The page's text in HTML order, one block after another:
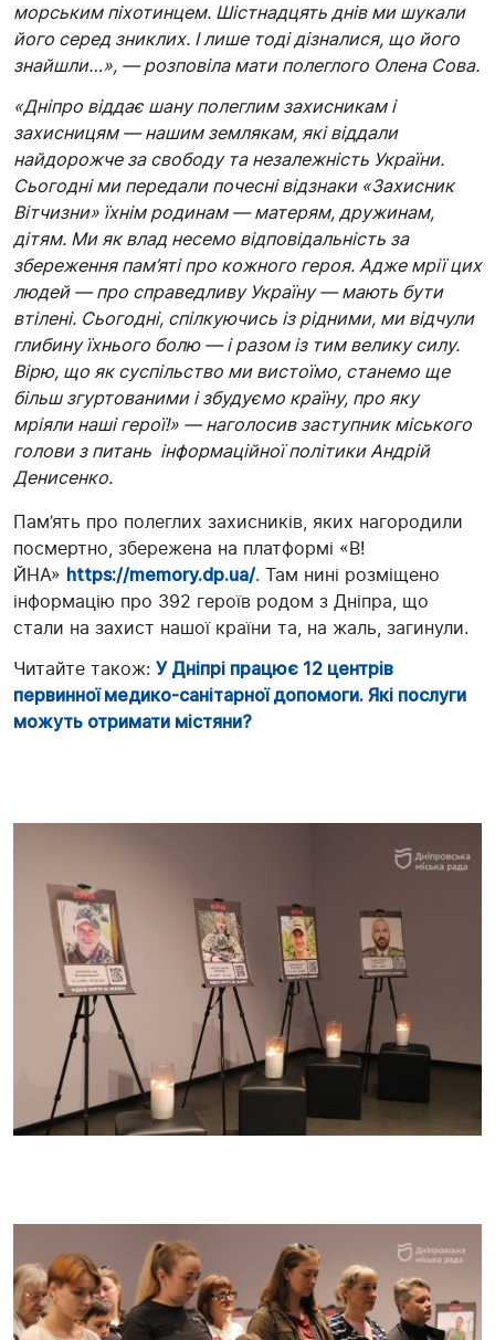
морським піхотинцем. Шістнадцять днів ми шукали
його серед зниклих. І лише тоді дізналися, що його
знайшли…», — розповіла мати полеглого Олена Сова.
«Дніпро віддає шану полеглим захисникам і
захисницям — нашим землякам, які віддали
найдорожче за свободу та незалежність України.
Сьогодні ми передали почесні відзнаки «Захисник
Вітчизни» їхнім родинам — матерям, дружинам,
дітям. Ми як влад несемо відповідальність за
збереження пам’яті про кожного героя. Адже мрії цих
людей — про справедливу Україну — мають бути
втілені. Сьогодні, спілкуючись із рідними, ми відчули
глибину їхнього болю — і разом із тим велику силу.
Вірю, що як суспільство ми вистоїмо, станемо ще
більш згуртованими і збудуємо країну, про яку
мріяли наші герої!» — наголосив заступник міського
голови з питань інформаційної політики Андрій
Денисенко.
Пам’ять про полеглих захисників, яких нагородили
посмертно, збережена на платформі «В!
ЙНА» https://memory.dp.ua/. Там нині розміщено
інформацію про 392 героїв родом з Дніпра, що
стали на захист нашої країни та, на жаль, загинули.
Читайте також: У Дніпрі працює 12 центрів
первинної медико-санітарної допомоги. Які послуги
можуть отримати містяни?